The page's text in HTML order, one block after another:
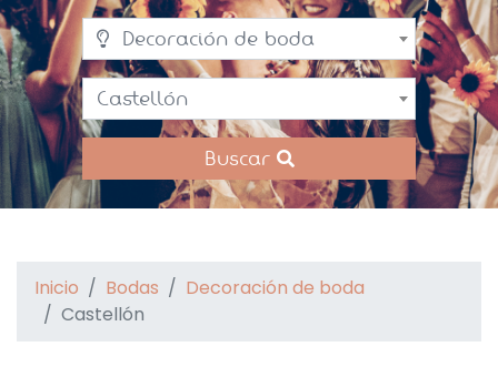
Decoración de boda
Castellón
Buscar
Inicio Bodas
Decoración de boda
Castellón